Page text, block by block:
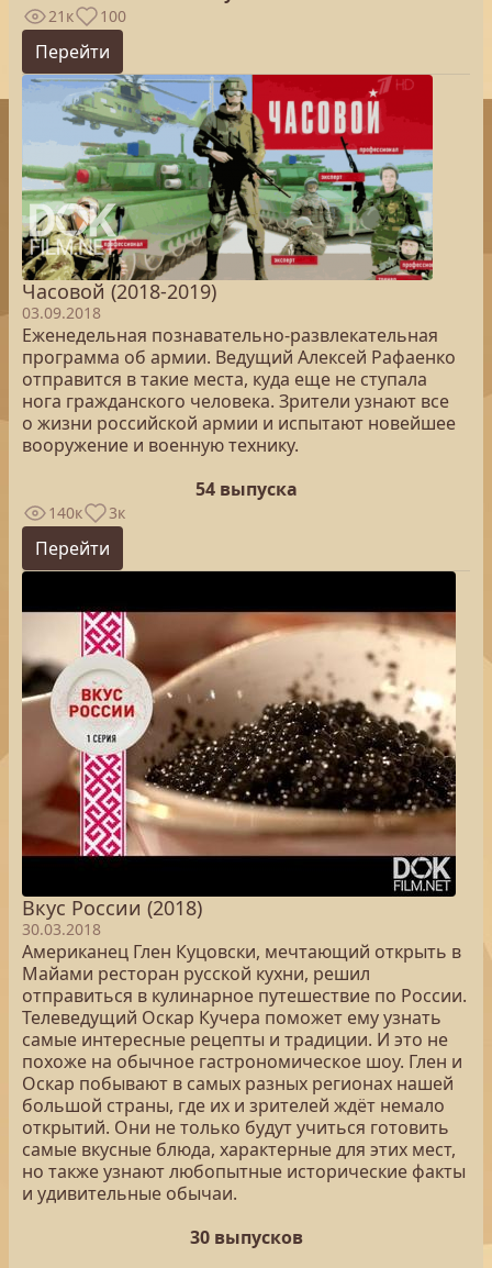
21к 100
Перейти
Часовой (2018-2019)
03.09.2018
Еженедельная познавательно-развлекательная
программа об армии. Ведущий Алексей Рафаенко
отправится в такие места, куда еще не ступала
нога гражданского человека. Зрители узнают все
о жизни российской армии и испытают новейшее
вооружение и военную технику.
54 выпуска
140к 3к
Перейти
Вкус России (2018)
30.03.2018
Американец Глен Куцовски, мечтающий открыть в
Майами ресторан русской кухни, решил
отправиться в кулинарное путешествие по России.
Телеведущий Оскар Кучера поможет ему узнать
самые интересные рецепты и традиции. И это не
похоже на обычное гастрономическое шоу. Глен и
Оскар побывают в самых разных регионах нашей
большой страны, где их и зрителей ждёт немало
открытий. Они не только будут учиться готовить
самые вкусные блюда, характерные для этих мест,
но также узнают любопытные исторические факты
и удивительные обычаи.
30 выпусков